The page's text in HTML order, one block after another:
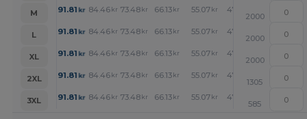
M
91.81 kr 84.46 kr 73.48 kr 66.13 kr 55.07 kr 47.72
2000
L
91.81 kr 84.46 kr 73.48 kr 66.13 kr 55.07 kr 47.72
2000
XL
91.81 kr 84.46 kr 73.48 kr 66.13 kr 55.07 kr 47.72
2000
2XL
91.81 kr 84.46 kr 73.48 kr 66.13 kr 55.07 kr 47.72
1305
3XL
91.81 kr 84.46 kr 73.48 kr 66.13 kr 55.07 kr 47.72
585